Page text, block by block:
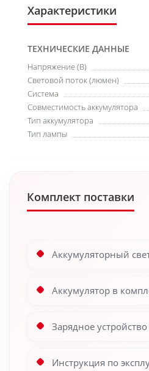
Характеристики
ТЕХНИЧЕСКИЕ ДАННЫЕ
Напряжение (В)
Световой поток (люмен)
Система
Совместимость аккумулятора
Тип аккумулятора
Тип лампы
Комплект поставки
Аккумуляторный
Аккумулятор в
Зарядное
Инструкция по